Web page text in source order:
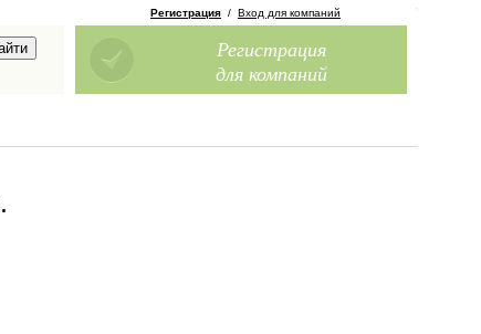
Регистрация / Вход для компаний
Регистрация
для компаний
.